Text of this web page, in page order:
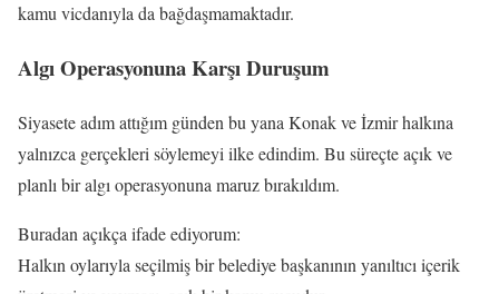
kamu vicdanıyla da bağdaşmamaktadır.
Algı Operasyonuna Karşı Duruşum
Siyasete adım attığım günden bu yana Konak ve İzmir halkına
yalnızca gerçekleri söylemeyi ilke edindim. Bu süreçte açık ve
planlı bir algı operasyonuna maruz bırakıldım.
Buradan açıkça ifade ediyorum:
Halkın oylarıyla seçilmiş bir belediye başkanının yanıltıcı içerik